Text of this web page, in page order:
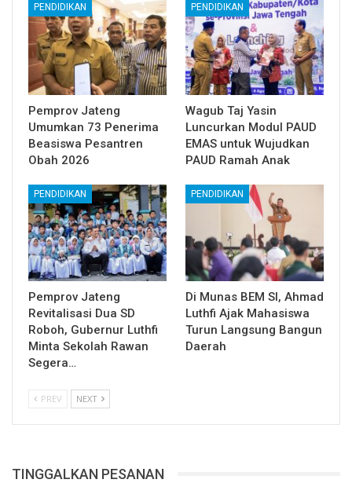
PENDIDIKAN
Pemprov Jateng
Umumkan 73 Penerima
Beasiswa Pesantren
Obah 2026
PENDIDIKAN
Wagub Taj Yasin
Luncurkan Modul PAUD
EMAS untuk Wujudkan
PAUD Ramah Anak
PENDIDIKAN
Pemprov Jateng
Revitalisasi Dua SD
Roboh, Gubernur Luthfi
Minta Sekolah Rawan
Segera…
PENDIDIKAN
Di Munas BEM SI, Ahmad
Luthfi Ajak Mahasiswa
Turun Langsung Bangun
Daerah
PREV NEXT
TINGGALKAN PESANAN